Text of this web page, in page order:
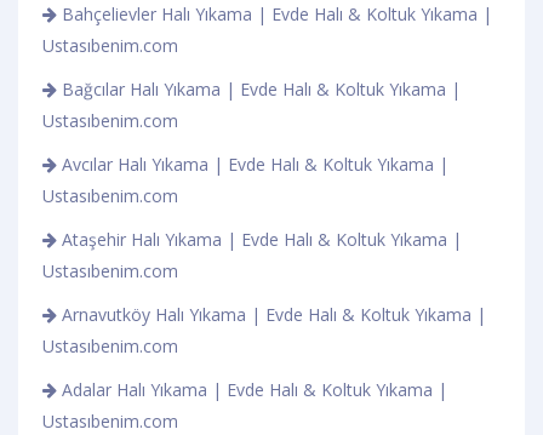
Bahçelievler Halı Yıkama | Evde Halı & Koltuk Yıkama |
Ustasıbenim.com
Bağcılar Halı Yıkama | Evde Halı & Koltuk Yıkama |
Ustasıbenim.com
Avcılar Halı Yıkama | Evde Halı & Koltuk Yıkama |
Ustasıbenim.com
Ataşehir Halı Yıkama | Evde Halı & Koltuk Yıkama |
Ustasıbenim.com
Arnavutköy Halı Yıkama | Evde Halı & Koltuk Yıkama |
Ustasıbenim.com
Adalar Halı Yıkama | Evde Halı & Koltuk Yıkama |
Ustasıbenim.com